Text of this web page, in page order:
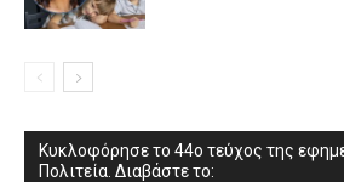
Κυκλοφόρησε το 44ο τεύχος της
Πολιτεία. Διαβάστε το: